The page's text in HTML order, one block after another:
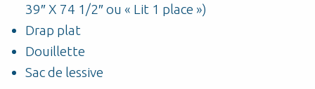
39″ X 74 1/2″ ou « Lit 1 place »)
Drap plat
Douillette
Sac de lessive